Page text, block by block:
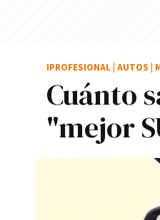
Cuánto
"mejor
IPROFESIONAL AUTOS